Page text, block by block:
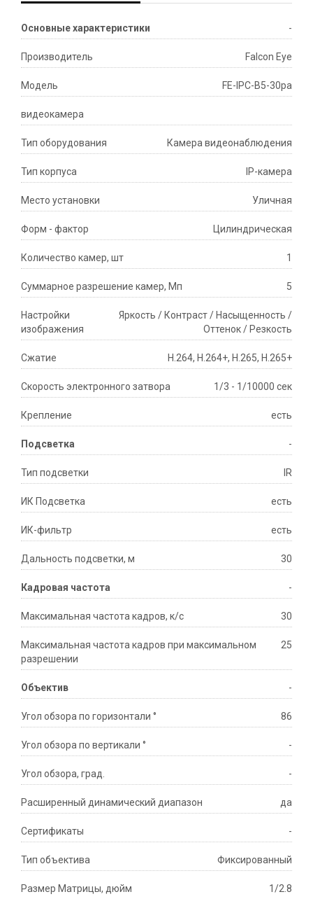
Основные характеристики -
Производитель Falcon Eye
Модель FE-IPC-B5-30pa
видеокамера
Тип оборудования Камера видеонаблюдения
Тип корпуса IP-камера
Место установки Уличная
Форм - фактор Цилиндрическая
Количество камер, шт 1
Суммарное разрешение камер, Мп 5
Настройки
изображения
Яркость / Контраст / Насыщенность /
Оттенок / Резкость
Сжатие H.264, H.264+, H.265, H.265+
Скорость электронного затвора 1/3 - 1/10000 сек
Крепление есть
Подсветка -
Тип подсветки IR
ИК Подсветка есть
ИК-фильтр есть
Дальность подсветки, м 30
Кадровая частота -
Максимальная частота кадров, к/с 30
Максимальная частота кадров при максимальном
разрешении
25
Объектив -
Угол обзора по горизонтали ° 86
Угол обзора по вертикали ° -
Угол обзора, град. -
Расширенный динамический диапазон да
Сертификаты -
Тип объектива Фиксированный
Размер Матрицы, дюйм 1/2.8